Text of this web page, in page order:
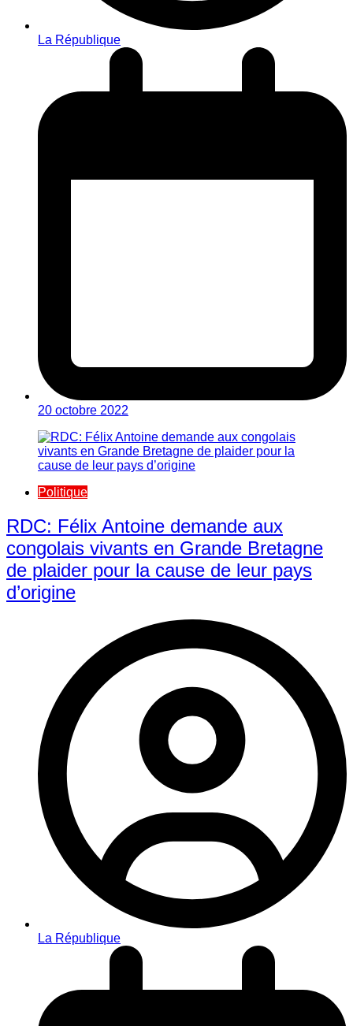
La République
20 octobre 2022
Politique
RDC: Félix Antoine demande aux
congolais vivants en Grande Bretagne
de plaider pour la cause de leur pays
d’origine
La République